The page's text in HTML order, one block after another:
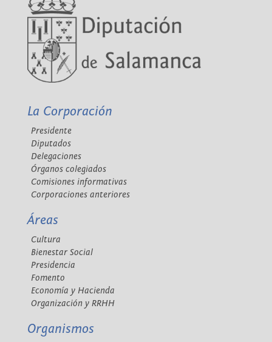
La Corporación
Presidente
Diputados
Delegaciones
Órganos colegiados
Comisiones informativas
Corporaciones anteriores
Áreas
Cultura
Bienestar Social
Presidencia
Fomento
Economía y Hacienda
Organización y RRHH
Organismos